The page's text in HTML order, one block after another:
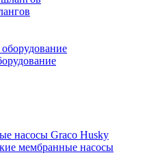
насосы Graco Husky